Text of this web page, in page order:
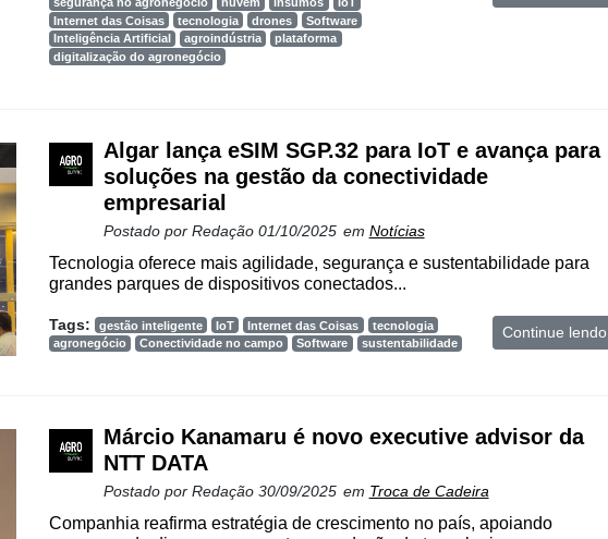
Internet das Coisas
tecnologia drones
Software
Inteligência Artificial
agroindústria
plataforma
digitalização do agronegócio
Algar lança eSIM SGP.32 para IoT e avança para
soluções na gestão da conectividade
empresarial
Postado por Redação 01/10/2025 em Notícias
Tecnologia oferece mais agilidade, segurança e sustentabilidade para
grandes parques de dispositivos conectados...
Tags: gestão inteligente IoT Internet das Coisas
tecnologia
agronegócio
Conectividade no campo Software sustentabilidade
Continue lendo
Márcio Kanamaru é novo executive advisor da
NTT DATA
Postado por Redação 30/09/2025 em Troca de Cadeira
Companhia reafirma estratégia de crescimento no país, apoiando